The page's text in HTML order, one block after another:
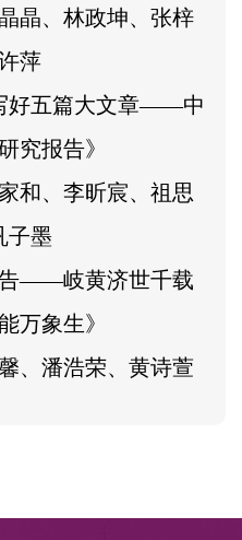
晶、林政坤、张梓
萍
好五篇大文章——中
究报告》
和、李昕宸、祖思
子墨
告——岐黄济世千载
万象生》
、潘浩荣、黄诗萱